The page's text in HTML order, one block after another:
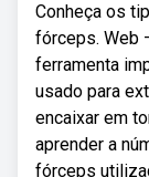
Conheça os
fórceps. Web
ferramenta
usado para
encaixar em
aprender a
fórceps